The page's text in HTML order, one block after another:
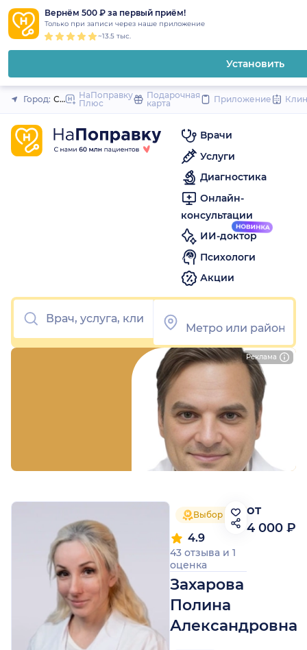
Вернём 500 ₽ за первый приём!
Только при записи через наше приложение
~13.5 тыс.
Установить
Закрыть
Город: Санкт-Петербург
НаПоправку
Плюс
Подарочная
карта
Приложение
Врачи
Услуги
Диагностика
Онлайн-
консультации
ИИ-доктор
Психологи
Акции
Выбор пациентов 2025
Захарова
Полина
Александровна
4.9
43 отзыва и 1
оценка
от
4 000 ₽
Реклама